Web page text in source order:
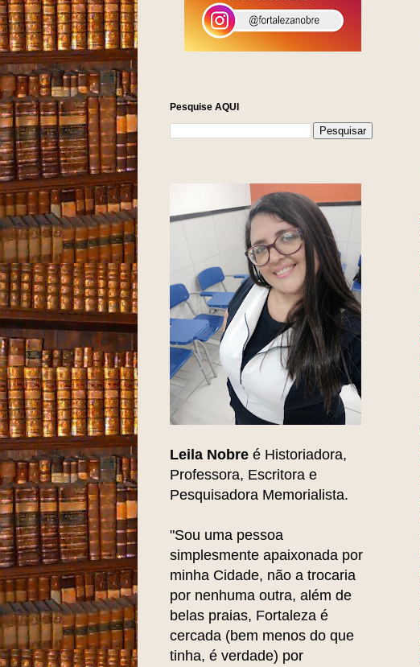
Pesquise AQUI
Leila Nobre é Historiadora,
Professora, Escritora e
Pesquisadora Memorialista.
"Sou uma pessoa
simplesmente apaixonada por
minha Cidade, não a trocaria
por nenhuma outra, além de
belas praias, Fortaleza é
cercada (bem menos do que
tinha, é verdade) por